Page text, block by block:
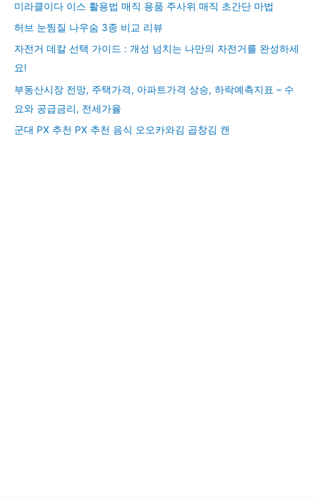
미라클이다 이스 활용법 매직 용품 주사위 매직 초간단 마법
허브 눈찜질 나우숨 3종 비교 리뷰
자전거 데칼 선택 가이드 : 개성 넘치는 나만의 자전거를 완성하세
요!
부동산시장 전망, 주택가격, 아파트가격 상승, 하락예측지표 – 수
요와 공급금리, 전세가율
군대 PX 추천 PX 추천 음식 오오카와김 곱창김 캔